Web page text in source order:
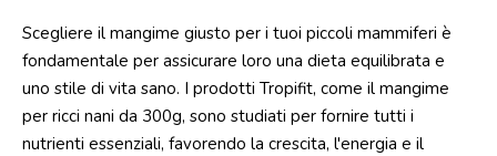
Uccelli
Chi
siamo
Scegliere il mangime giusto per i tuoi piccoli mammiferi è
fondamentale per assicurare loro una dieta equilibrata e
uno stile di vita sano. I prodotti Tropifit, come il mangime
per ricci nani da 300g, sono studiati per fornire tutti i
nutrienti essenziali, favorendo la crescita, l'energia e il